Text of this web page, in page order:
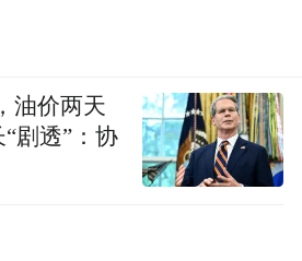
油价两天
剧透”：协